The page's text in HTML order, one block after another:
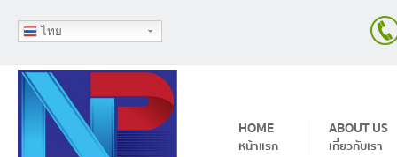
ไทย
HOME
หน้าแรก
ABOUT US
เกี่ยวกับเรา